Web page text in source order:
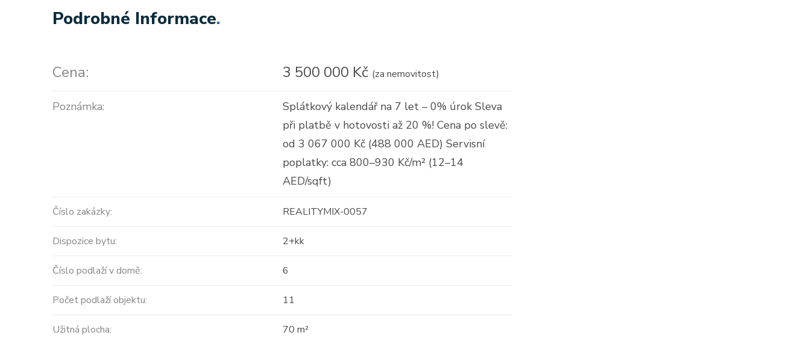
Podrobné Informace.
Cena: 3 500 000 Kč (za nemovitost)
Poznámka:
Splátkový kalendář na 7 let – 0% úrok Sleva
při platbě v hotovosti až 20 %! Cena po slevě:
od 3 067 000 Kč (488 000 AED) Servisní
poplatky: cca 800–930 Kč/m² (12–14
AED/sqft)
Číslo zakázky: REALITYMIX-0057
Dispozice bytu: 2+kk
Číslo podlaží v domě: 6
Počet podlaží objektu: 11
Užitná plocha: 70 m²